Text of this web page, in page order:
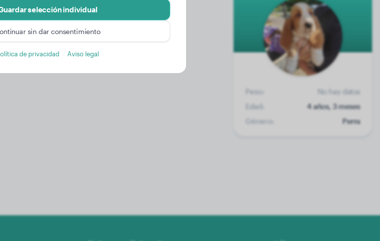
Peso:
No hay datos
Edad:
4 años, 3 meses
Género:
Perra
una lista de nuestros socios publicitarios.
nuestra política de privacidad
selección individual
sin dar consentimiento
de privacidad Aviso legal